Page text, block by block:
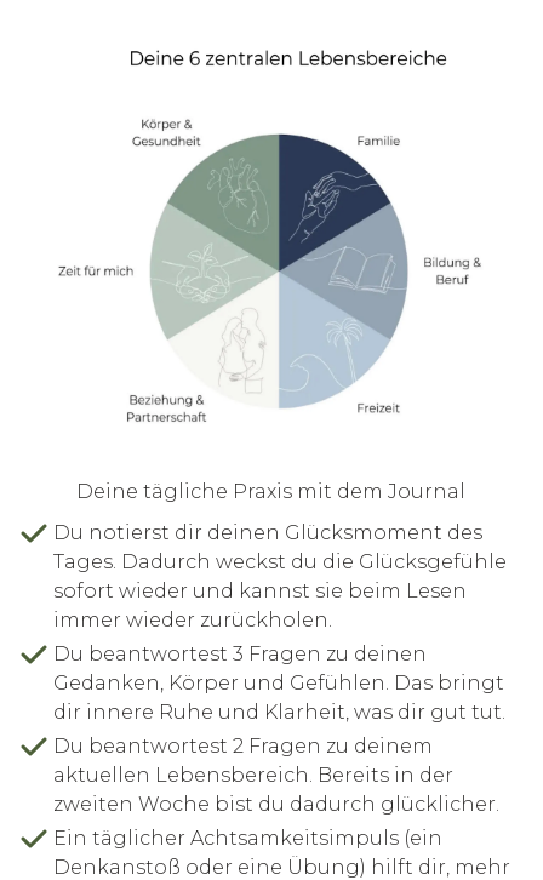
Deine tägliche Praxis mit dem Journal
Du notierst dir deinen Glücksmoment des
Tages. Dadurch weckst du die Glücksgefühle
sofort wieder und kannst sie beim Lesen
immer wieder zurückholen.
Du beantwortest 3 Fragen zu deinen
Gedanken, Körper und Gefühlen. Das bringt
dir innere Ruhe und Klarheit, was dir gut tut.
Du beantwortest 2 Fragen zu deinem
aktuellen Lebensbereich. Bereits in der
zweiten Woche bist du dadurch glücklicher.
Ein täglicher Achtsamkeitsimpuls (ein
Denkanstoß oder eine Übung) hilft dir, mehr